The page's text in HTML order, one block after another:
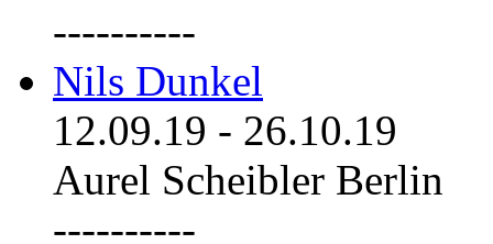
----------
Nils Dunkel
12.09.19 - 26.10.19
Aurel Scheibler Berlin
----------